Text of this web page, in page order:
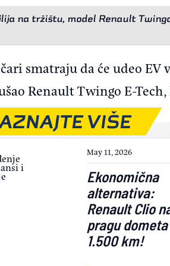
na tržištu, model Renault
smatraju da će udeo EV
Renault Twingo E-
May 11, 2026
Ekonomična
alternativa:
Renault Clio
pragu
1.500 km!
VIŠE